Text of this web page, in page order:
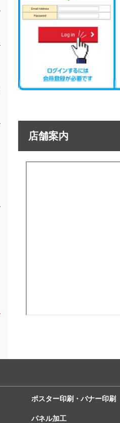
店舗案内
ポスター印刷・バナー印刷
パネル加工